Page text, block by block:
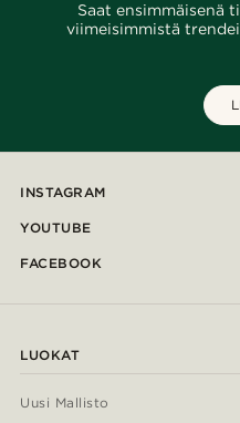
Saat ensimmäisenä
viimeisimmistä
INSTAGRAM
YOUTUBE
FACEBOOK
LUOKAT
Uusi Mallisto